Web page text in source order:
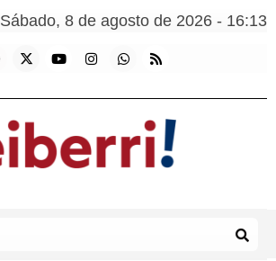
Sábado, 8 de agosto de 2026 - 16:13